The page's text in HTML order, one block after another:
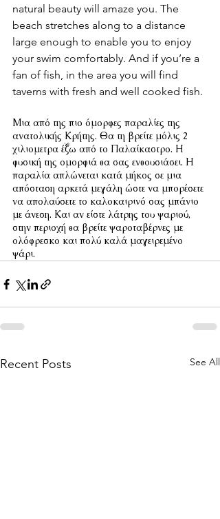
natural beauty will amaze you. The
beach stretches along to a distance
large enough to enable you to enjoy
your swim comfortably. And if you’re a
fan of fish, in the area you will find
taverns with fresh and well cooked fish.
Μια από της πιο όμορφες παραλίες της
ανατολικής Κρήτης. Θα τη βρείτε μόλις 2
χιλιομετρα έξω από το Παλαίκαστρο. Η
φυσική της ομορφιά θα σας ενθουσιάσει. Η
παραλία απλώνεται κατά μήκος σε μια
απόσταση αρκετά μεγάλη ώστε να μπορέσετε
να απολαύσετε το καλοκαιρινό σας μπάνιο
με άνεση. Και αν είστε λάτρης του ψαριού,
στην περιοχή θα βρείτε ψαροταβέρνες με
ολόφρεσκο και πολύ καλά μαγειρεμένο
ψάρι.
Recent Posts See All